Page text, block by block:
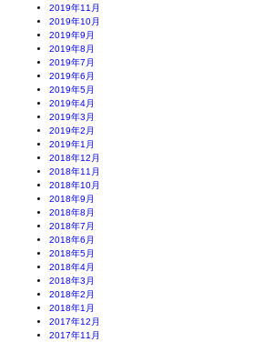
2019年11月
2019年10月
2019年9月
2019年8月
2019年7月
2019年6月
2019年5月
2019年4月
2019年3月
2019年2月
2019年1月
2018年12月
2018年11月
2018年10月
2018年9月
2018年8月
2018年7月
2018年6月
2018年5月
2018年4月
2018年3月
2018年2月
2018年1月
2017年12月
2017年11月